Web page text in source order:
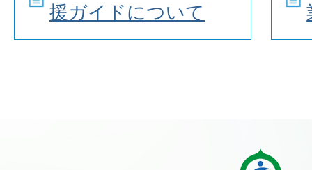
援ガイドについて